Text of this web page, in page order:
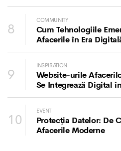
8
COMMUNITY
Cum Tehnologiile
Afacerile în Era
9
INSPIRATION
Website-urile
Se Integrează Digital
10
EVENT
Protecția Datelor: De
Afacerile Moderne